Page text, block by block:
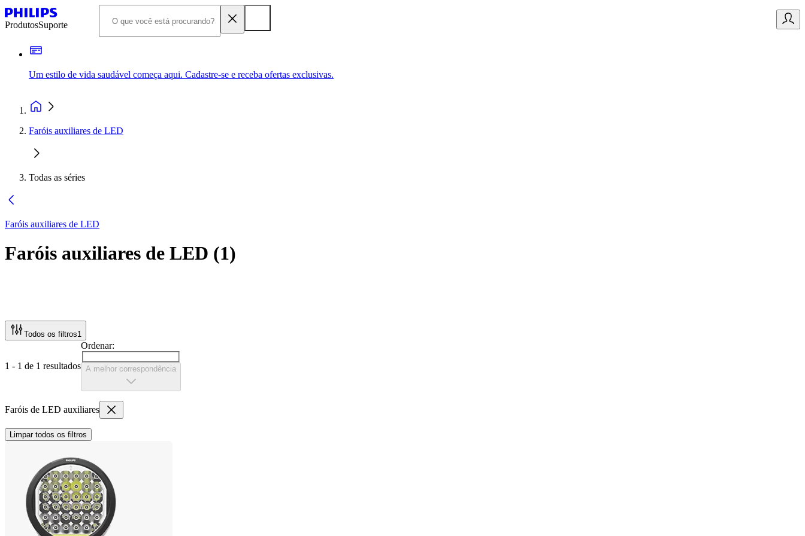
ProdutosSuporte
Um estilo de vida saudável começa aqui. Cadastre-se e receba ofertas exclusivas.
Faróis auxiliares de LED
Todas as séries
Faróis auxiliares de LED
Faróis auxiliares de LED (1)
Todos os filtros1
1 - 1 de 1 resultados
Ordenar:
A melhor correspondência
Faróis de LED auxiliares
Limpar todos os filtros